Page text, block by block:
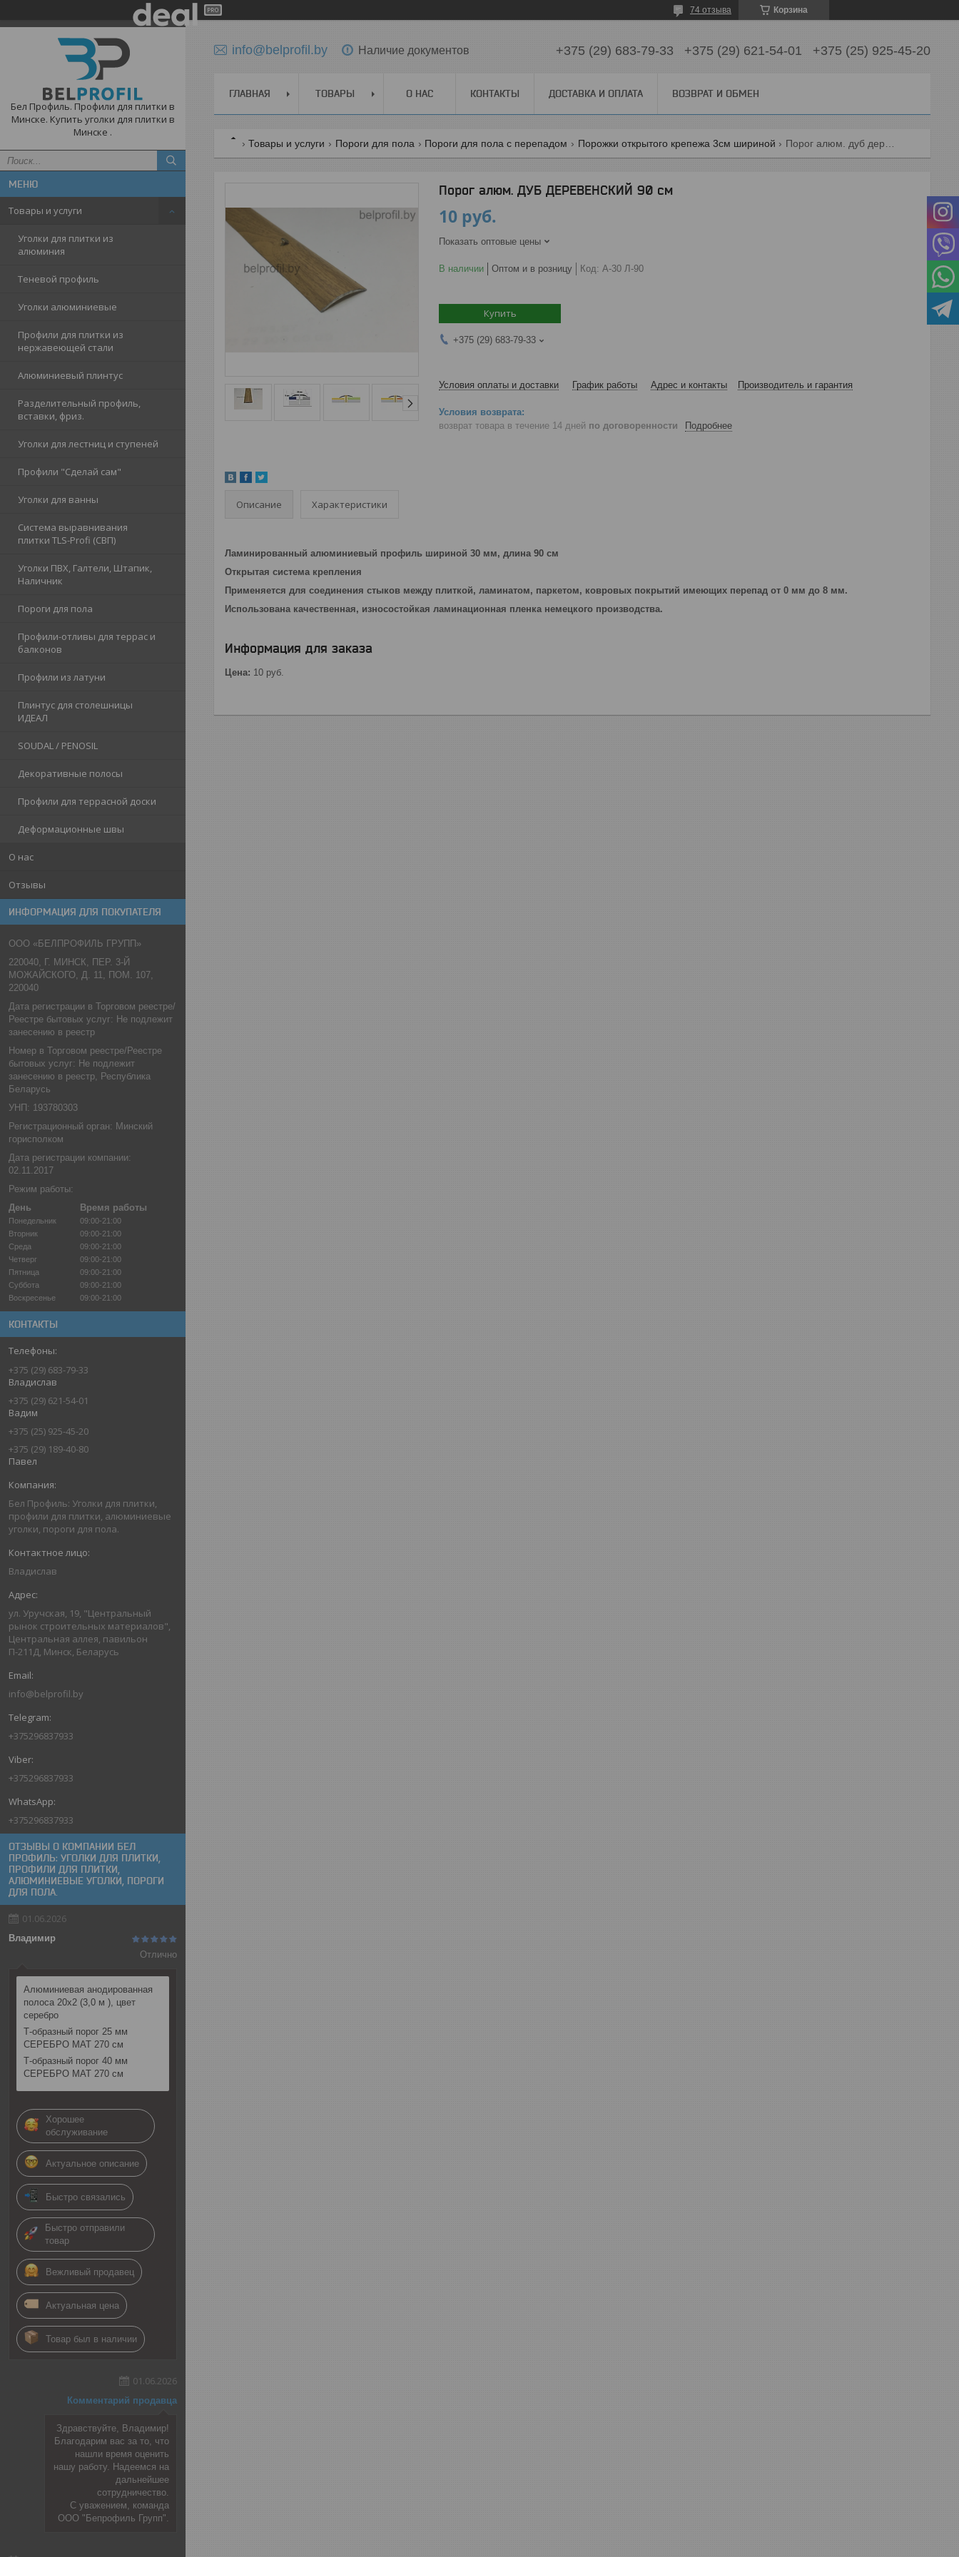
Корзина
74 отзыва
Бел Профиль. Профили для плитки в
Минске. Купить уголки для плитки в
Минске .
Товары и услуги
Уголки для плитки из
алюминия
Теневой профиль
Уголки алюминиевые
Профили для плитки из
нержавеющей стали
Алюминиевый плинтус
Разделительный профиль,
вставки, фриз.
Уголки для лестниц и ступеней
Профили "Сделай сам"
Уголки для ванны
Система выравнивания
плитки TLS-Profi (СВП)
Уголки ПВХ, Галтели, Штапик,
Наличник
Пороги для пола
Профили-отливы для террас и
балконов
Профили из латуни
Плинтус для столешницы
ИДЕАЛ
SOUDAL / PENOSIL
Декоративные полосы
Профили для террасной доски
Деформационные швы
О нас
Отзывы
ИНФОРМАЦИЯ ДЛЯ ПОКУПАТЕЛЯ
ООО «БЕЛПРОФИЛЬ ГРУПП»
220040, Г. МИНСК, ПЕР. 3-Й
МОЖАЙСКОГО, Д. 11, ПОМ. 107,
220040
Дата регистрации в Торговом реестре/
Реестре бытовых услуг: Не подлежит
занесению в реестр
Номер в Торговом реестре/Реестре
бытовых услуг: Не подлежит
занесению в реестр, Республика
Беларусь
УНП: 193780303
Регистрационный орган: Минский
горисполком
Дата регистрации компании:
02.11.2017
Режим работы:
День
Время работы
Понедельник
09:00-21:00
Вторник
09:00-21:00
Среда
09:00-21:00
Четверг
09:00-21:00
Пятница
09:00-21:00
Суббота
09:00-21:00
Воскресенье
09:00-21:00
КОНТАКТЫ
+375 (29) 683-79-33
Владислав
+375 (29) 621-54-01
Вадим
+375 (25) 925-45-20
+375 (29) 189-40-80
Павел
Бел Профиль: Уголки для плитки,
профили для плитки, алюминиевые
уголки, пороги для пола.
Владислав
ул. Уручская, 19, "Центральный
рынок строительных материалов",
Центральная аллея, павильон
П-211Д, Минск, Беларусь
info@belprofil.by
+375296837933
+375296837933
+375296837933
ОТЗЫВЫ О КОМПАНИИ БЕЛ
ПРОФИЛЬ: УГОЛКИ ДЛЯ ПЛИТКИ,
ПРОФИЛИ ДЛЯ ПЛИТКИ,
АЛЮМИНИЕВЫЕ УГОЛКИ, ПОРОГИ
ДЛЯ ПОЛА.
01.06.2026
Владимир
Отлично
Алюминиевая анодированная
полоса 20х2 (3,0 м ), цвет
серебро
Т-образный порог 25 мм
СЕРЕБРО МАТ 270 см
Т-образный порог 40 мм
СЕРЕБРО МАТ 270 см
Хорошее
обслуживание
Актуальное описание
Быстро связались
Быстро отправили
товар
Вежливый продавец
Актуальная цена
Товар был в наличии
01.06.2026
Комментарий продавца
Здравствуйте, Владимир!
Благодарим вас за то, что
нашли время оценить
нашу работу. Надеемся на
дальнейшее
сотрудничество.
С уважением, команда
ООО "Бепрофиль Групп".
info@belprofil.by Наличие документов +375 (29) 683-79-33 +375 (29) 621-54-01 +375 (25) 925-45-20
ГЛАВНАЯ ТОВАРЫ О НАС КОНТАКТЫ ДОСТАВКА И ОПЛАТА ВОЗВРАТ И ОБМЕН
Товары и услуги Пороги для пола Пороги для пола с перепадом Порожки открытого крепежа 3см шириной
Порог алюм. ДУБ ДЕРЕВЕНСКИЙ 90 см
10 руб.
Показать оптовые цены
В наличии Оптом и в розницу Код: А-30 Л-90
Купить
+375 (29) 683-79-33
Условия оплаты и доставки График работы Адрес и контакты Производитель и гарантия
возврат товара в течение 14 дней по договоренности Подробнее
Описание Характеристики
Ламинированный алюминиевый профиль шириной 30 мм, длина 90 см
Открытая система крепления
Применяется для соединения стыков между плиткой, ламинатом, паркетом, ковровых покрытий имеющих перепад от 0 мм до 8 мм.
Использована качественная, износостойкая ламинационная пленка немецкого производства.
Информация для заказа
Цена: 10 руб.